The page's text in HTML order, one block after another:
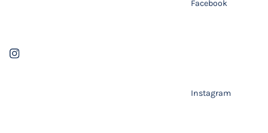
Facebook
Instagram